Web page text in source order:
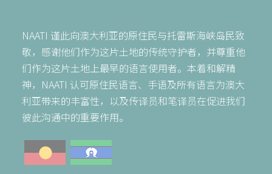
NAATI 谨此向澳大利亚的原住民与托雷斯海峡岛民致
敬，感谢他们作为这片土地的传统守护者，并尊重他
们作为这片土地上最早的语言使用者。本着和解精
神，NAATI 认可原住民语言、手语及所有语言为澳大
利亚带来的丰富性，以及传译员和笔译员在促进我们
彼此沟通中的重要作用。